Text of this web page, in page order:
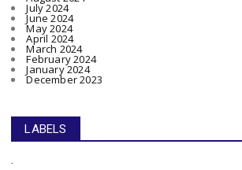
July 2024
June 2024
May 2024
April 2024
March 2024
February 2024
January 2024
December 2023
LABELS
.